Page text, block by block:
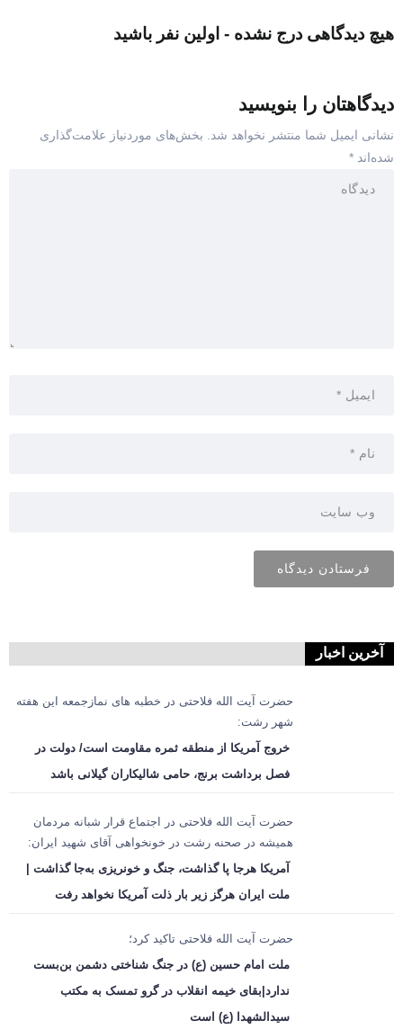
هیچ دیدگاهی درج نشده - اولین نفر باشید
دیدگاهتان را بنویسید
نشانی ایمیل شما منتشر نخواهد شد.
بخش‌های موردنیاز علامت‌گذاری
شده‌اند *
آخرین اخبار
حضرت آیت الله فلاحتی در خطبه های نمازجمعه این هفته
شهر رشت:
خروج آمریکا از منطقه ثمره مقاومت است/ دولت در
فصل برداشت برنج، حامی شالیکاران گیلانی باشد
حضرت آیت الله فلاحتی در اجتماع قرار شبانه مردمان
همیشه در صحنه رشت در خونخواهی آقای شهید ایران:
آمریکا هرجا پا گذاشت، جنگ و خونریزی به‌جا گذاشت |
ملت ایران هرگز زیر بار ذلت آمریکا نخواهد رفت
حضرت آیت الله فلاحتی تاکید کرد؛
ملت امام حسین (ع) در جنگ شناختی دشمن بن‌بست
ندارد|بقای خیمه انقلاب در گرو تمسک به مکتب
سیدالشهدا (ع) است